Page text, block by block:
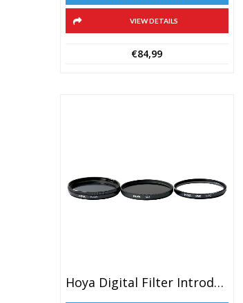
VIEW DETAILS
€84,99
Hoya Digital Filter Introduction Kit 58mm